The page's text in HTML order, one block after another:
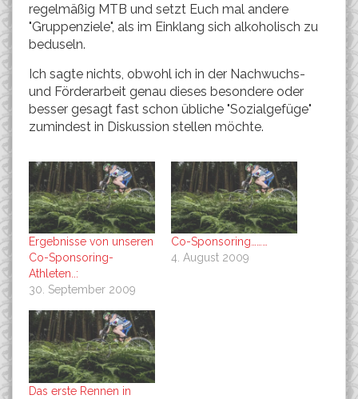
regelmäßig MTB und setzt Euch mal andere
"Gruppenziele", als im Einklang sich alkoholisch zu
beduseln.
Ich sagte nichts, obwohl ich in der Nachwuchs-
und Förderarbeit genau dieses besondere oder
besser gesagt fast schon übliche "Sozialgefüge"
zumindest in Diskussion stellen möchte.
Ergebnisse von unseren
Co-Sponsoring-
Athleten..:
30. September 2009
Co-Sponsoring………
4. August 2009
Das erste Rennen in